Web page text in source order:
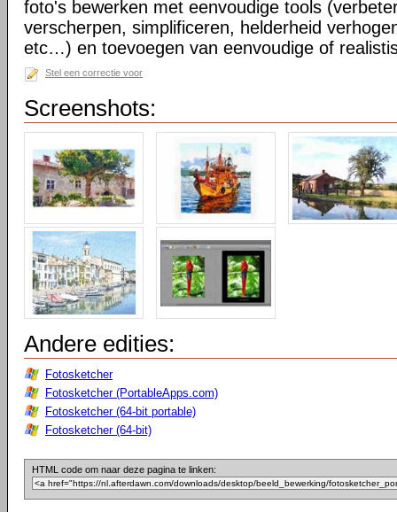
foto's bewerken met eenvoudige tools
verscherpen, simplificeren, helderheid
etc…) en toevoegen van eenvoudige of
Stel een correctie voor
Screenshots:
Andere edities:
Fotosketcher
Fotosketcher (PortableApps.com)
Fotosketcher (64-bit portable)
Fotosketcher (64-bit)
HTML code om naar deze pagina te linken: